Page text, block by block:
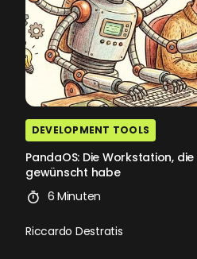
DEVELOPMENT TOOLS
PandaOS: Die Workstation,
gewünscht habe
6 Minuten
Riccardo Destratis